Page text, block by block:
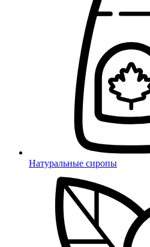
Натуральные сиропы